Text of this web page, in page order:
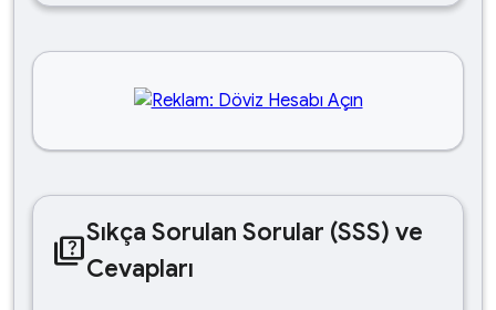
quizSıkça Sorulan Sorular (SSS) ve
Cevapları